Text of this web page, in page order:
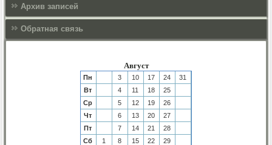
Архив записей
Обратная связь
Август
Пн 3 10 17 24
31
Вт
4 11 18
25
Ср
5 12 19
26
Чт
6 13 20
27
Пт
7 14 21
28
Сб
1 8 15 22
29